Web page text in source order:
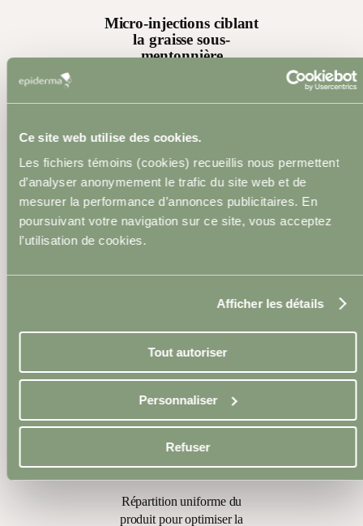
Ce site web utilise des cookies.
Les fichiers témoins (cookies) recueillis nous permettent
d’analyser anonymement le trafic du site web et de
mesurer la performance d’annonces publicitaires. En
poursuivant votre navigation sur ce site, vous acceptez
l’utilisation de cookies.
Afficher les détails
Tout autoriser
Personnaliser
Refuser
Micro-injections ciblant
la graisse sous-
mentonnière
établi par le médecin.
4
Injection précise
déoxycholique selon
le plan établi par le
5
Massage post-injection
Répartition uniforme du
produit pour optimiser la